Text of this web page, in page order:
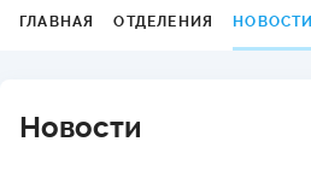
ГЛАВНАЯ ОТДЕЛЕНИЯ НОВОСТИ
Новости